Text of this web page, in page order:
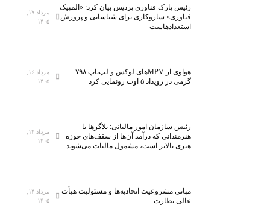
رئیس پارک فناوری پردیس بیان کرد: «المپیک
فناوری» سازوکاری برای شناسایی و پرورش
استعدادهاست
۱۴۰۵
هواوی از MPVهای لوکس و لپ‌تاپ ۷۹۸
گرمی در رویداد ۵ اوت رونمایی کرد
۱۴۰۵
رئیس سازمان امور مالیاتی: بلاگر‌ها یا
هنرمندانی که درآمد آن‌ها از سقف‌های حوزه
هنری بالاتر است، مشمول مالیات می‌شوند
۱۴۰۵
مبانی مشروعیت اتحادیه‌ها و مسئولیت هیأت
عالی نظارت
۱۴۰۵